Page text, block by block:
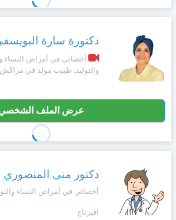
دكتورة سارة
أخصائي في أمراض النساء
والتوليد, طبيب مولد في مراكش
عرض الملف
دكتور منى المنصوري
أخصائي في أمراض النساء
افيرناج